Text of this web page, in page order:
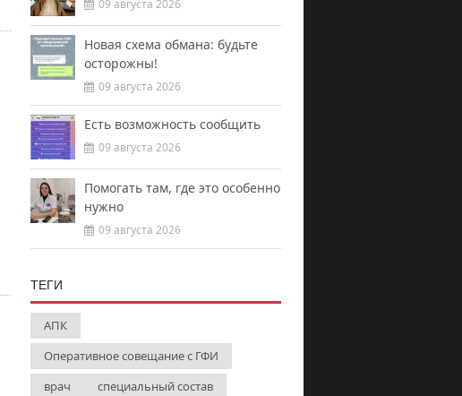
09 августа 2026
Новая схема обмана: будьте
осторожны!
09 августа 2026
Есть возможность сообщить
09 августа 2026
Помогать там, где это особенно
нужно
09 августа 2026
ТЕГИ
АПК
Оперативное совещание с ГФИ
врач
специальный состав